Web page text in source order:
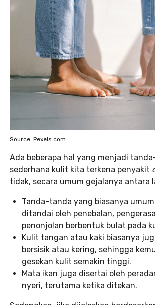
Source: Pexels.com
Ada beberapa hal yang menjadi
sederhana kulit kita terkena penyakit
tidak, secara umum gejalanya antara
Tanda-tanda yang biasanya
ditandai oleh penebalan,
penonjolan berbentuk bulat pada
Kulit tangan atau kaki biasanya
bersisik atau kering, sehingga
gesekan kulit semakin tinggi.
Mata ikan juga disertai oleh
nyeri, terutama ketika ditekan.